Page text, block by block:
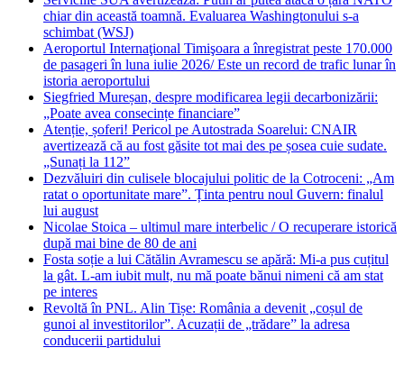
chiar din această toamnă. Evaluarea Washingtonului s-a
schimbat (WSJ)
Aeroportul Internaţional Timişoara a înregistrat peste 170.000
de pasageri în luna iulie 2026/ Este un record de trafic lunar în
istoria aeroportului
Siegfried Mureșan, despre modificarea legii decarbonizării:
„Poate avea consecințe financiare”
Atenție, șoferi! Pericol pe Autostrada Soarelui: CNAIR
avertizează că au fost găsite tot mai des pe șosea cuie sudate.
„Sunați la 112”
Dezvăluiri din culisele blocajului politic de la Cotroceni: „Am
ratat o oportunitate mare”. Ținta pentru noul Guvern: finalul
lui august
Nicolae Stoica – ultimul mare interbelic / O recuperare istorică
după mai bine de 80 de ani
Fosta soție a lui Cătălin Avramescu se apără: Mi-a pus cuțitul
la gât. L-am iubit mult, nu mă poate bănui nimeni că am stat
pe interes
Revoltă în PNL. Alin Tișe: România a devenit „coșul de
gunoi al investitorilor”. Acuzații de „trădare” la adresa
conducerii partidului